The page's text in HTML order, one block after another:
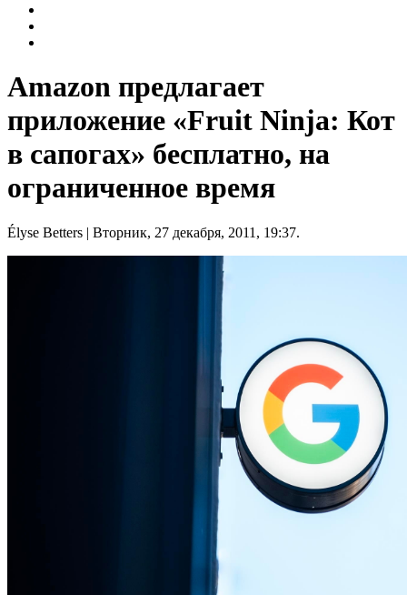
Amazon предлагает
приложение «Fruit Ninja: Кот
в сапогах» бесплатно, на
ограниченное время
Élyse Betters | Вторник, 27 декабря, 2011, 19:37.